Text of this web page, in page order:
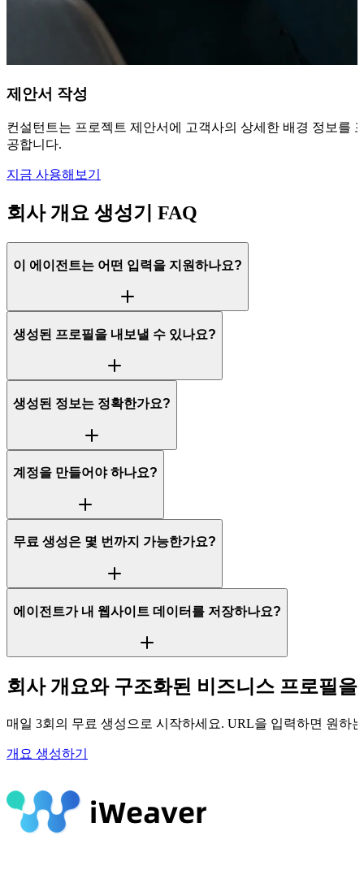
제안서 작성
컨설턴트는 프로젝트 제안서에 고객사의 상세한 배경 정보를
공합니다.
지금 사용해보기
회사 개요 생성기 FAQ
이 에이전트는 어떤 입력을 지원하나요?
생성된 프로필을 내보낼 수 있나요?
생성된 정보는 정확한가요?
계정을 만들어야 하나요?
무료 생성은 몇 번까지 가능한가요?
에이전트가 내 웹사이트 데이터를 저장하나요?
회사 개요와 구조화된 비즈니스 프로필을
매일 3회의 무료 생성으로 시작하세요. URL을 입력하면 원하
개요 생성하기